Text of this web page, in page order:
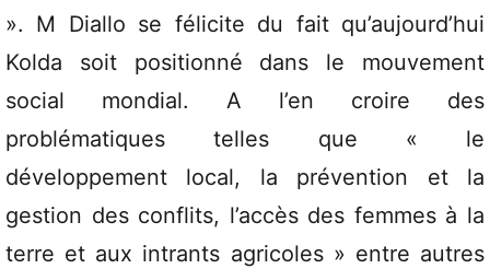
». M Diallo se félicite du fait qu’aujourd’hui
Kolda soit positionné dans le mouvement
social mondial. A l’en croire des
problématiques telles que « le
développement local, la prévention et la
gestion des conflits, l’accès des femmes à la
terre et aux intrants agricoles » entre autres